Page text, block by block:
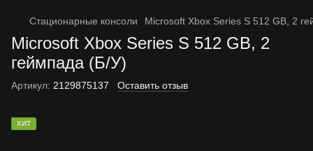
Стационарные консоли Microsoft Xbox Series S 512 GB, 2
Microsoft Xbox Series S 512 GB, 2
геймпада (Б/У)
Артикул: 2129875137 Оставить отзыв
ХИТ